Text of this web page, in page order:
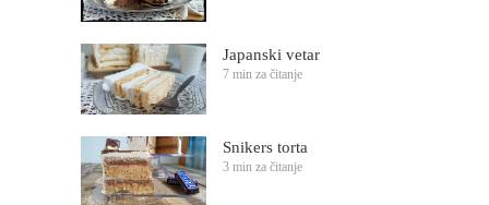
Japanski vetar
7 min za čitanje
Snikers torta
3 min za čitanje